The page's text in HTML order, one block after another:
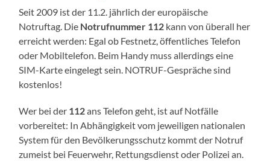
Seit 2009 ist der 11.2. jährlich der europäische
Notruftag. Die Notrufnummer 112 kann von überall her
erreicht werden: Egal ob Festnetz, öffentliches Telefon
oder Mobiltelefon. Beim Handy muss allerdings eine
SIM-Karte eingelegt sein. NOTRUF-Gespräche sind
kostenlos!
Wer bei der 112ans Telefon geht, ist auf Notfälle
vorbereitet: In Abhängigkeit vom jeweiligen nationalen
System für den Bevölkerungsschutz kommt der Notruf
zumeist bei Feuerwehr, Rettungsdienst oder Polizei an.